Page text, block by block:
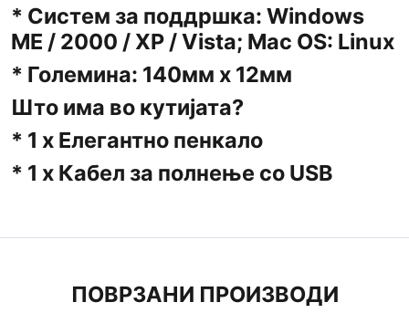
* Систем за поддршка: Windows
ME / 2000 / XP / Vista; Mac OS: Linux
* Големина: 140мм х 12мм
Што има во кутијата?
* 1 x Елегантно пенкало
* 1 x Кабел за полнење со USB
ПОВРЗАНИ ПРОИЗВОДИ